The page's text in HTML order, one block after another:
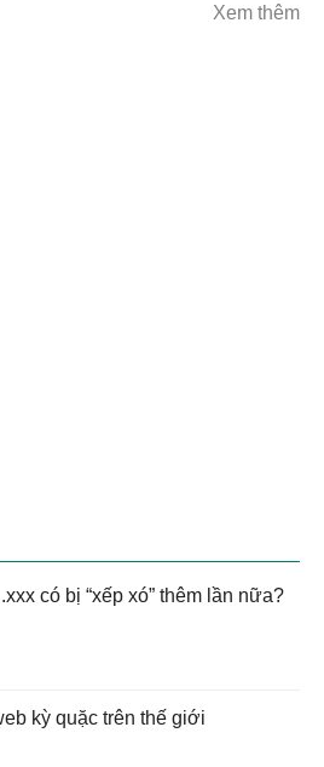
Xem thêm
có bị “xếp xó” thêm lần nữa?
kỳ quặc trên thế giới